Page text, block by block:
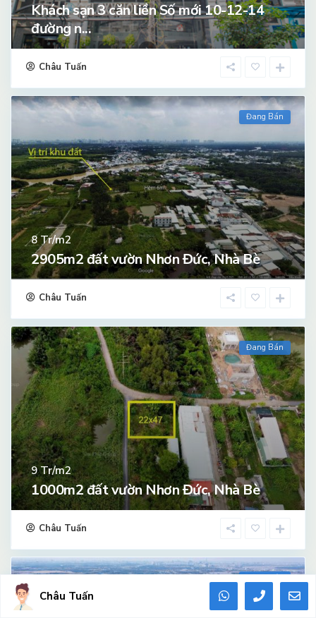
Khách sạn 3 căn liền Số mới 10-12-14
đường n...
Châu Tuấn
Đang Bán
8 Tr/m2
2905m2 đất vườn Nhơn Đức, Nhà Bè
Châu Tuấn
Đang Bán
9Tr/m2
1000m2 đất vườn Nhơn Đức, Nhà Bè
Châu Tuấn
Châu Tuấn